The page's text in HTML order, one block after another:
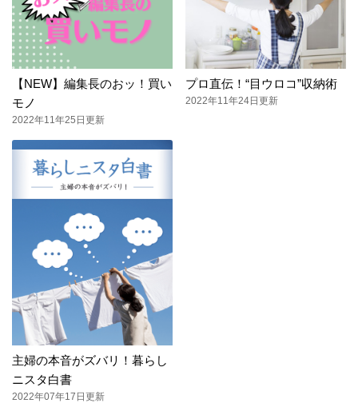
【NEW】編集長のおッ！買い
モノ
2022年11年25日更新
プロ直伝！“目ウロコ”収納術
2022年11年24日更新
主婦の本音がズバリ！暮らし
ニスタ白書
2022年07年17日更新